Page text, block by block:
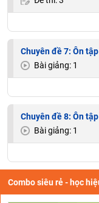
Chuyên đề 7: Ôn
Bài giảng: 1
Chuyên đề 8: Ôn
Bài giảng: 1
Combo siêu rẻ - học